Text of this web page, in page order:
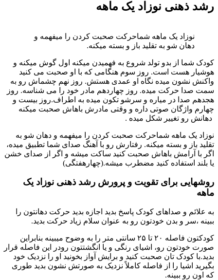
ذهنی نوزاد یک ماهه
نوزاد یک ماهه شماحرکت صحبت کردن را میفهمه و
دهان شو به تقلید باز و بسته میکنه.
شما از بدو تولد شروع به فهمیدن میکنه اول گوش میکنه و
هست است. روز سوم هنگامی که با او صحبت می کنید
نشون میده نگاه او عمدی هستش. روز نهم چشماش رو به
صدا حرکت میده. روز چهاردهم مادر خود را می شناسه. روز
صدا در میاره و سرشو تکون میده به اطراف.روز بیست و
واژگان صوتی داره و وقتی مادرش باهاش صحبت میکنه
رو تغییر شکل میده .
یک ماهه شماحرکت صحبت کردن را میفهمه و دهان شو به
باز و بسته میکنه. رفتارش رو با آهنگ صدای شما تطبیق میده،
با آرامش باهاش صحبت کنید ساکت میشه و اگر از صدای خشن
بلند استفاده کنید مضطرب میشه.(چهارهفتگی)
برای تقویت و پرورش رشد ذهنی نوزاد یک
علائم و صداهای کودک پاسخ بدید اجازه بدید حرکت دهانتون را
،سر و بدن خودتون رو به عنوان سلام زیاد حرکت بدید.
کودکتون فاصله ۲۰ تا ۲۵ سانتی متر را به وضوح میبینه بنابراین
خودتون رو، اشیای رنگی و یا انگشتتون رودر این فاصله قرار
کودک تان صحبت کنید و برایش آواز بخونید او را نزدیک خود
اشیا را از فاصله کاملاً نزدیک به صورتش نشون بدید طوری
اون رو ببینه.